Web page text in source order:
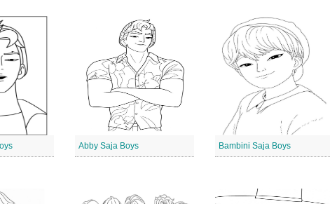
Abby Saja Boys Bambini Saja Boys